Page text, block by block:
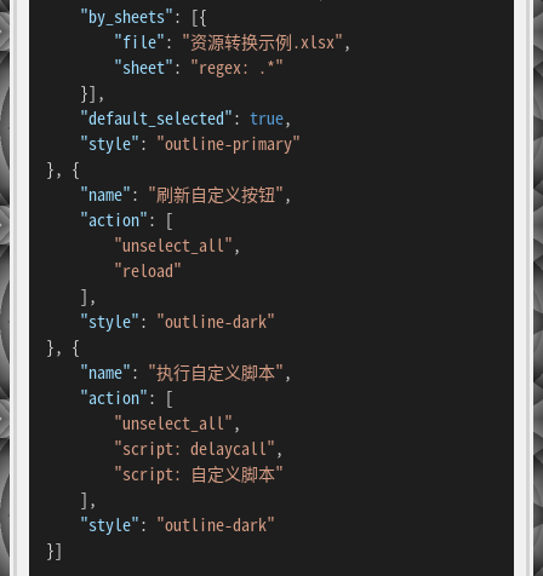
"by_sheets": [{
"file": "资源转换示例.xlsx",
"sheet": "regex: .*"
}] ,
"default_selected": true,
"style": "outline-primary"
}, {
"name": "刷新自定义按钮",
"action": [
"unselect_all",
"reload"
] ,
"style": "outline-dark"
}, {
"name": "执行自定义脚本",
"action": [
"unselect_all",
"script: delaycall",
"script: 自定义脚本"
] ,
"style": "outline-dark"
}]